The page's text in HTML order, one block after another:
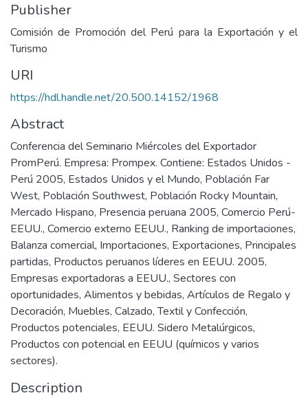
Publisher
Comisión de Promoción del Perú para la Exportación y el
Turismo
URI
https://hdl.handle.net/20.500.14152/1968
Abstract
Conferencia del Seminario Miércoles del Exportador
PromPerú. Empresa: Prompex. Contiene: Estados Unidos -
Perú 2005, Estados Unidos y el Mundo, Población Far
West, Población Southwest, Población Rocky Mountain,
Mercado Hispano, Presencia peruana 2005, Comercio Perú-
EEUU., Comercio externo EEUU., Ranking de importaciones,
Balanza comercial, Importaciones, Exportaciones, Principales
partidas, Productos peruanos líderes en EEUU. 2005,
Empresas exportadoras a EEUU., Sectores con
oportunidades, Alimentos y bebidas, Artículos de Regalo y
Decoración, Muebles, Calzado, Textil y Confección,
Productos potenciales, EEUU. Sidero Metalúrgicos,
Productos con potencial en EEUU (químicos y varios
sectores).
Description